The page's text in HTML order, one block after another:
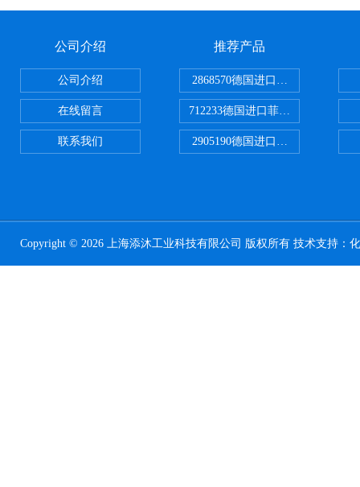
公司介绍
公司介绍
在线留言
联系我们
推荐产品
2868570德国进口菲尼克斯电源
712233德国进口菲尼克斯断路器
2905190德国进口菲尼克斯继电器
Copyright © 2026 上海添沐工业科技有限公司 版权所有 技术支持：